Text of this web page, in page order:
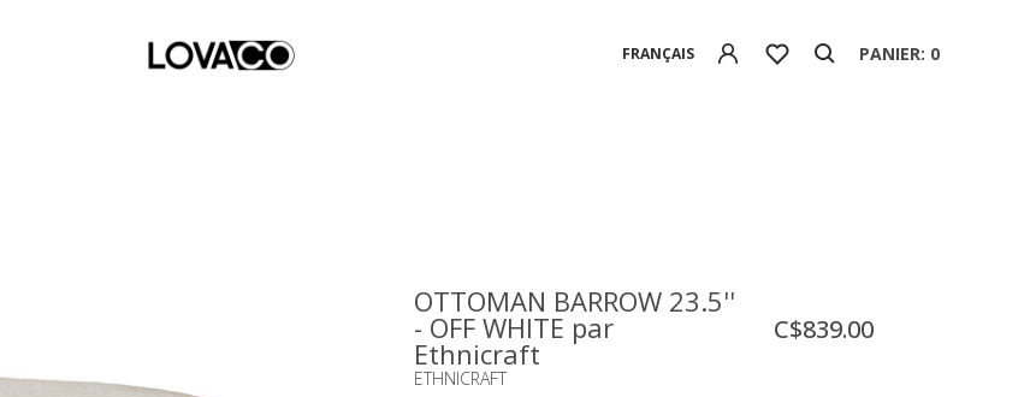
FRANÇAIS PANIER: 0
OTTOMAN BARROW 23.5''
- OFF WHITE par
Ethnicraft
ETHNICRAFT
C$839.00